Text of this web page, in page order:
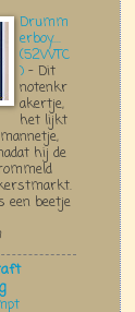
Drumm
erboy....
(52WTC
) - Dit
notenkr
akertje,
het lijkt
hij de
een beetje